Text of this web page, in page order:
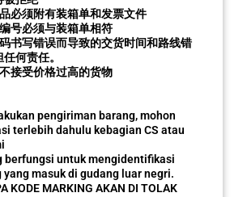
必须附有装箱单和发票文件
号必须与装箱单相符
书写错误而导致的交货时间和路线错
何责任。
接受价格过高的货物
pengiriman barang, mohon
terlebih dahulu kebagian CS atau
berfungsi untuk mengidentifikasi
masuk di gudang luar negri.
KODE MARKING AKAN DI TOLAK